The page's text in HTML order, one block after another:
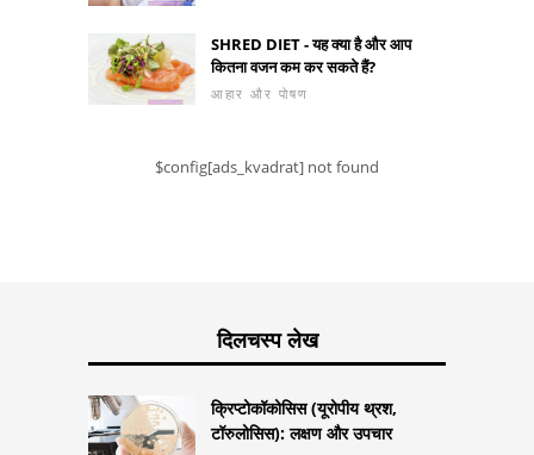
SHRED DIET - यह क्या है और आप
कितना वजन कम कर सकते हैं?
आहार और पोषण
$config[ads_kvadrat] not found
दिलचस्प लेख
क्रिप्टोकॉकोसिस (यूरोपीय थ्रश,
टॉरुलोसिस): लक्षण और उपचार